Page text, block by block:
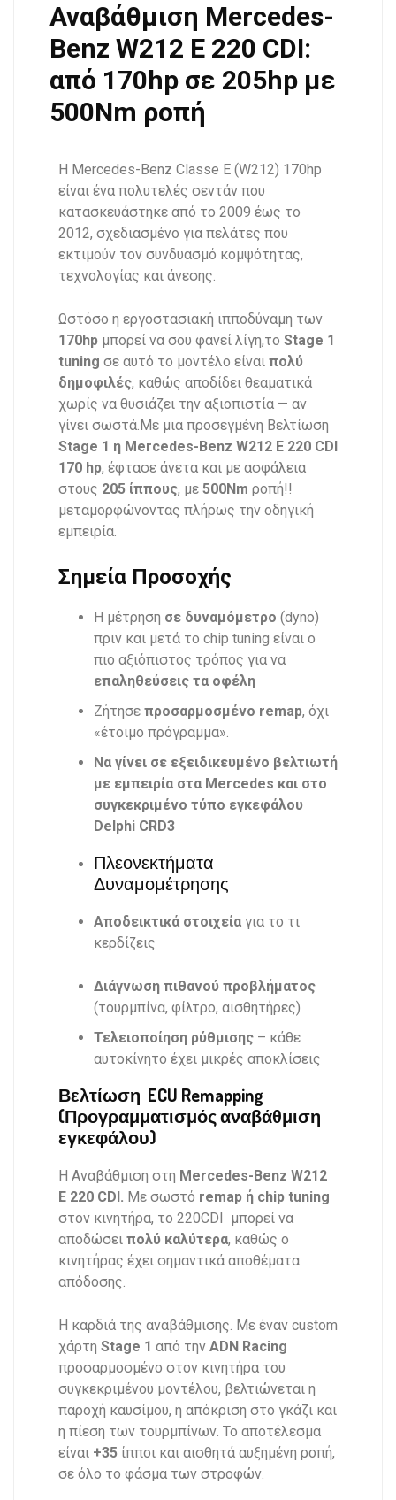
Αναβάθμιση Mercedes-
Benz W212 E 220 CDI:
από 170hp σε 205hp με
500Nm ροπή
Η Mercedes-Benz Classe E (W212) 170hp
είναι ένα πολυτελές σεντάν που
κατασκευάστηκε από το 2009 έως το
2012, σχεδιασμένο για πελάτες που
εκτιμούν τον συνδυασμό κομψότητας,
τεχνολογίας και άνεσης.
Ωστόσο η εργοστασιακή ιπποδύναμη των
170hp μπορεί να σου φανεί λίγη,το Stage 1
tuning σε αυτό το μοντέλο είναι πολύ
δημοφιλές, καθώς αποδίδει θεαματικά
χωρίς να θυσιάζει την αξιοπιστία — αν
γίνει σωστά.Με μια προσεγμένη Βελτίωση
Stage 1 η Mercedes-Benz W212 E 220 CDI
170 hp, έφτασε άνετα και με ασφάλεια
στους 205 ίππους, με 500Nm ροπή!!
μεταμορφώνοντας πλήρως την οδηγική
εμπειρία.
Σημεία Προσοχής
Η μέτρηση σε δυναμόμετρο (dyno)
πριν και μετά το chip tuning είναι ο
πιο αξιόπιστος τρόπος για να
επαληθεύσεις τα οφέλη
Ζήτησε προσαρμοσμένο remap, όχι
«έτοιμο πρόγραμμα».
Να γίνει σε εξειδικευμένο βελτιωτή
με εμπειρία στα Mercedes και στο
συγκεκριμένο τύπο εγκεφάλου
Delphi CRD3
Πλεονεκτήματα
Δυναμομέτρησης
Αποδεικτικά στοιχεία για το τι
κερδίζεις
Διάγνωση πιθανού προβλήματος
(τουρμπίνα, φίλτρο, αισθητήρες)
Τελειοποίηση ρύθμισης – κάθε
αυτοκίνητο έχει μικρές αποκλίσεις
Βελτίωση ECU Remapping
(Προγραμματισμός αναβάθμιση
εγκεφάλου)
Η Αναβάθμιση στη Mercedes-Benz W212
E 220 CDI . Με σωστό remap ή chip tuning
στον κινητήρα, το 220CDI μπορεί να
αποδώσει πολύ καλύτερα, καθώς ο
κινητήρας έχει σημαντικά αποθέματα
απόδοσης.
Η καρδιά της αναβάθμισης. Με έναν custom
χάρτη Stage 1 από την ADN Racing
προσαρμοσμένο στον κινητήρα του
συγκεκριμένου μοντέλου, βελτιώνεται η
παροχή καυσίμου, η απόκριση στο γκάζι και
η πίεση των τουρμπίνων. Το αποτέλεσμα
είναι +35 ίπποι και αισθητά αυξημένη ροπή,
σε όλο το φάσμα των στροφών.